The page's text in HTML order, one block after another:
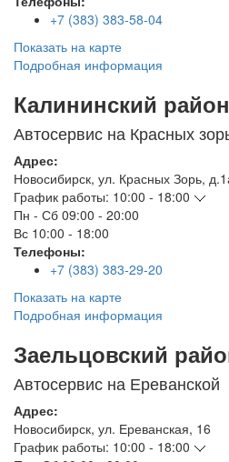
+7 (383) 383-58-04
Показать на карте
Подробная информация
Калининский район
Автосервис на Красных
Адрес:
Новосибирск, ул. Красных Зорь,
График работы: 10:00 - 18:00
Пн - Сб 09:00 - 20:00
Вс 10:00 - 18:00
Телефоны:
+7 (383) 383-29-20
Показать на карте
Подробная информация
Заельцовский
Автосервис на Ереванской
Адрес:
Новосибирск, ул. Ереванская, 16
График работы: 10:00 - 18:00